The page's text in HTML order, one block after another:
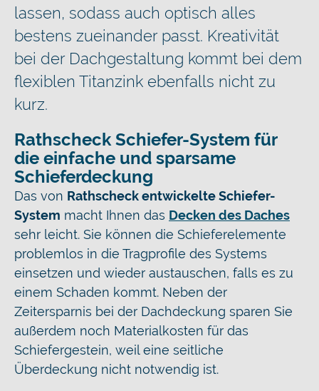
lassen, sodass auch optisch alles
bestens zueinander passt. Kreativität
bei der Dachgestaltung kommt bei dem
flexiblen Titanzink ebenfalls nicht zu
kurz.
Rathscheck Schiefer-System für
die einfache und sparsame
Schieferdeckung
Das von Rathscheck entwickelte Schiefer-
System macht Ihnen das Decken des Daches
sehr leicht. Sie können die Schieferelemente
problemlos in die Tragprofile des Systems
einsetzen und wieder austauschen, falls es zu
einem Schaden kommt. Neben der
Zeitersparnis bei der Dachdeckung sparen Sie
außerdem noch Materialkosten für das
Schiefergestein, weil eine seitliche
Überdeckung nicht notwendig ist.